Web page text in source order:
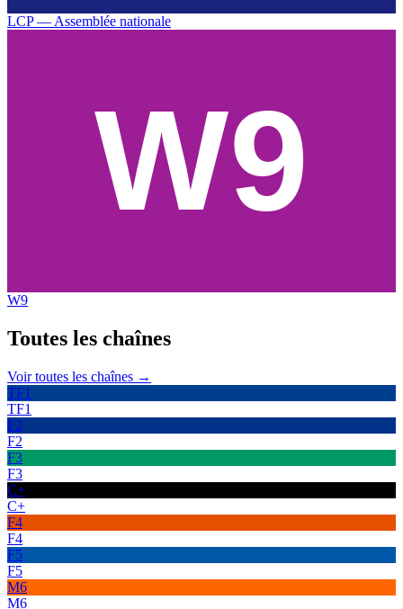
LCP — Assemblée nationale
W9
Toutes les chaînes
Voir toutes les chaînes →
TF1
TF1
F2
F2
F3
F3
C+
C+
F4
F4
F5
F5
M6
M6